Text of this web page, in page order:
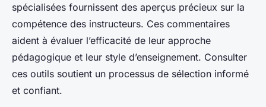
spécialisées fournissent des aperçus précieux sur la
compétence des instructeurs. Ces commentaires
aident à évaluer l’efficacité de leur approche
pédagogique et leur style d’enseignement. Consulter
ces outils soutient un processus de sélection informé
et confiant.